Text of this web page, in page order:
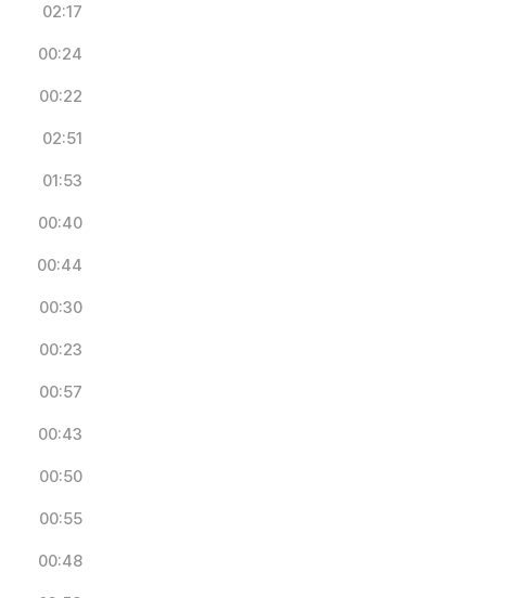
02:17
00:24
00:22
02:51
01:53
00:40
00:44
00:30
00:23
00:57
00:43
00:50
00:55
00:48